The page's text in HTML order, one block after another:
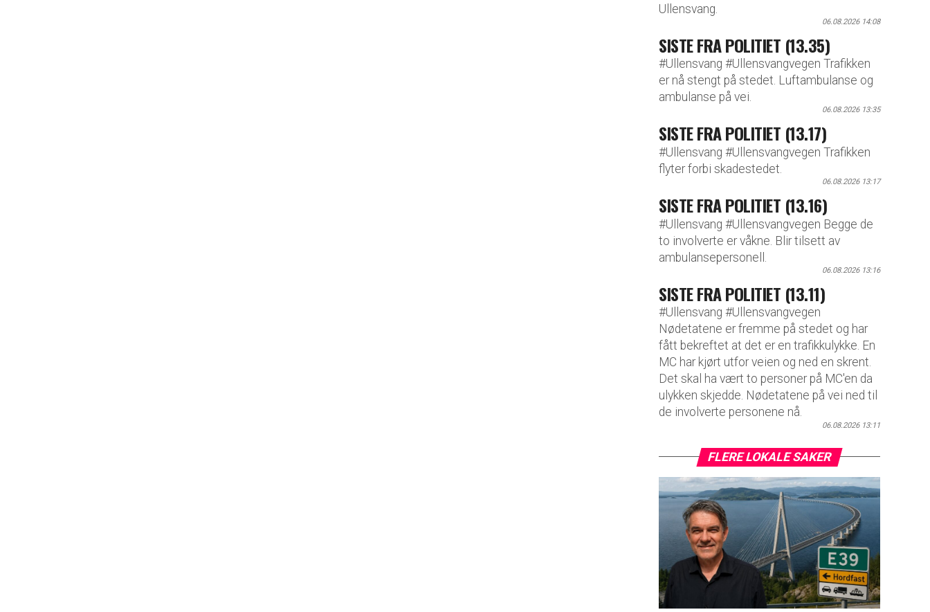
Ullensvang.
06.08.2026 14:08
SISTE FRA POLITIET (13.35)
#Ullensvang #Ullensvangvegen Trafikken
er nå stengt på stedet. Luftambulanse og
ambulanse på vei.
06.08.2026 13:35
SISTE FRA POLITIET (13.17)
#Ullensvang #Ullensvangvegen Trafikken
flyter forbi skadestedet.
06.08.2026 13:17
SISTE FRA POLITIET (13.16)
#Ullensvang #Ullensvangvegen Begge de
to involverte er våkne. Blir tilsett av
ambulansepersonell.
06.08.2026 13:16
SISTE FRA POLITIET (13.11)
#Ullensvang #Ullensvangvegen
Nødetatene er fremme på stedet og har
fått bekreftet at det er en trafikkulykke. En
MC har kjørt utfor veien og ned en skrent.
Det skal ha vært to personer på MC'en da
ulykken skjedde. Nødetatene på vei ned til
de involverte personene nå.
06.08.2026 13:11
FLERE LOKALE SAKER